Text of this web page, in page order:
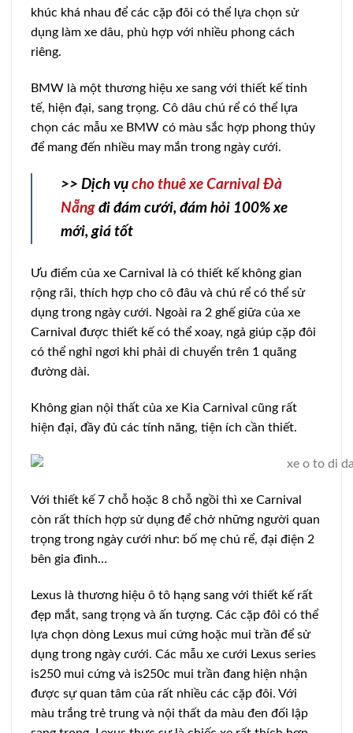
khúc khá nhau để các cặp đôi có thể lựa chọn sử
dụng làm xe dâu, phù hợp với nhiều phong cách
riêng.
BMW là một thương hiệu xe sang với thiết kế tinh
tế, hiện đại, sang trọng. Cô dâu chú rể có thể lựa
chọn các mẫu xe BMW có màu sắc hợp phong thủy
để mang đến nhiều may mắn trong ngày cưới.
>> Dịch vụ cho thuê xe Carnival Đà
Nẵng đi đám cưới, đám hỏi 100% xe
mới, giá tốt
Ưu điểm của xe Carnival là có thiết kế không gian
rộng rãi, thích hợp cho cô đâu và chú rể có thể sử
dụng trong ngày cưới. Ngoài ra 2 ghế giữa của xe
Carnival được thiết kế có thể xoay, ngả giúp cặp đôi
có thể nghỉ ngơi khi phải di chuyển trên 1 quãng
đường dài.
Không gian nội thất của xe Kia Carnival cũng rất
hiện đại, đầy đủ các tính năng, tiện ích cần thiết.
Với thiết kế 7 chỗ hoặc 8 chỗ ngồi thì xe Carnival
còn rất thích hợp sử dụng để chở những người quan
trọng trong ngày cưới như: bố mẹ chú rể, đại điện 2
bên gia đình…
Lexus là thương hiệu ô tô hạng sang với thiết kế rất
đẹp mắt, sang trọng và ấn tượng. Các cặp đôi có thể
lựa chọn dòng Lexus mui cứng hoặc mui trần để sử
dụng trong ngày cưới. Các mẫu xe cưới Lexus series
is250 mui cứng và is250c mui trần đang hiện nhận
được sự quan tâm của rất nhiều các cặp đôi. Với
màu trắng trẻ trung và nội thất da màu đen đối lập